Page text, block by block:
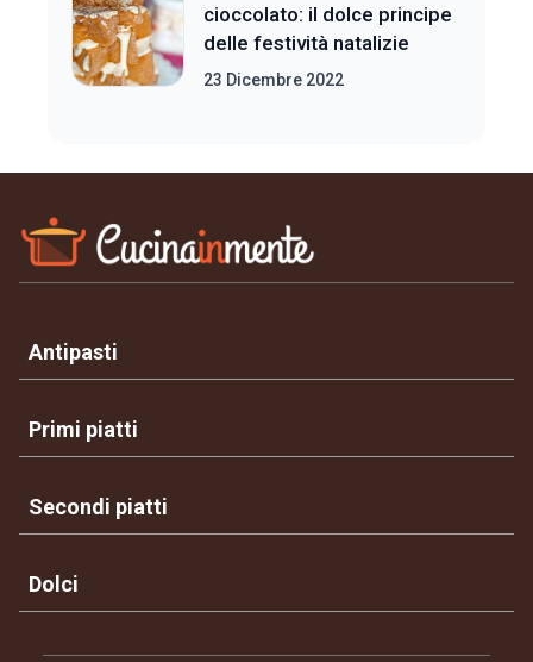
cioccolato: il dolce principe
delle festività natalizie
23 Dicembre 2022
Antipasti
Primi piatti
Secondi piatti
Dolci